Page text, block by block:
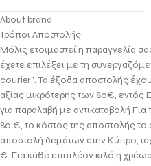
About brand
Τρόποι Αποστολής
Μόλις ετοιμαστεί η παραγγελία
έχετε επιλέξει με τη
courier”. Τα έξοδα αποστολής
αξίας μικρότερης των 80€,
για παραλαβή με αντικαταβολή
80 €, το κόστος της αποστολής
αποστολή δεμάτων στην Κύπρο,
€. Για κάθε επιπλέον κιλό η